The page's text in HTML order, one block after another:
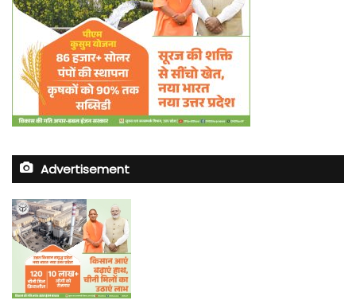
Advertisement